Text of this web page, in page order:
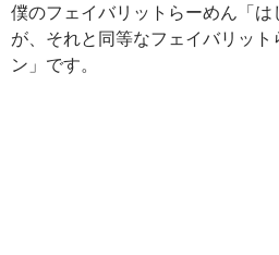
僕のフェイバリットらーめん「
が、それと同等なフェイバリット
ン」です。